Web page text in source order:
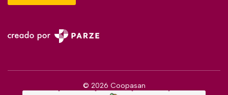
© 2026 Coopasan